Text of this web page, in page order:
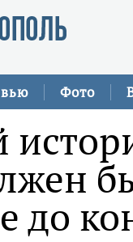
Фото
до